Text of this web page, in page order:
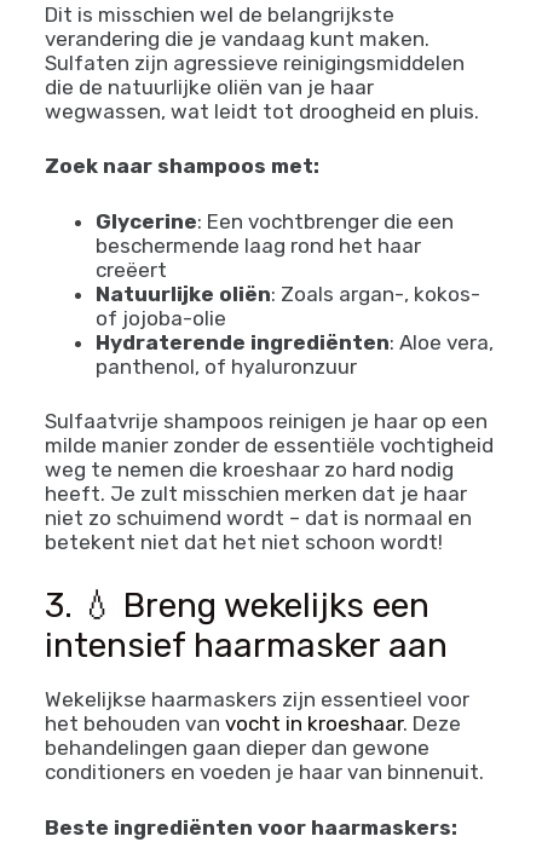
Dit is misschien wel de belangrijkste
verandering die je vandaag kunt maken.
Sulfaten zijn agressieve reinigingsmiddelen
die de natuurlijke oliën van je haar
wegwassen, wat leidt tot droogheid en pluis.
Zoek naar shampoos met:
Glycerine: Een vochtbrenger die een
beschermende laag rond het haar
creëert
Natuurlijke oliën: Zoals argan-, kokos-
of jojoba-olie
Hydraterende ingrediënten: Aloe vera,
panthenol, of hyaluronzuur
Sulfaatvrije shampoos reinigen je haar op een
milde manier zonder de essentiële vochtigheid
weg te nemen die kroeshaar zo hard nodig
heeft. Je zult misschien merken dat je haar
niet zo schuimend wordt – dat is normaal en
betekent niet dat het niet schoon wordt!
3. 💧 Breng wekelijks een
intensief haarmasker aan
Wekelijkse haarmaskers zijn essentieel voor
het behouden van vocht in kroeshaar. Deze
behandelingen gaan dieper dan gewone
conditioners en voeden je haar van binnenuit.
Beste ingrediënten voor haarmaskers: